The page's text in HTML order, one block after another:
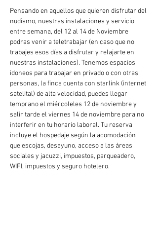
Pensando en aquellos que quieren disfrutar del
nudismo, nuestras instalaciones y servicio
entre semana, del 12 al 14 de Noviembre
podras venir a teletrabajar (en caso que no
trabajes esos días a disfrutar y relajarte en
nuestras instalaciones). Tenemos espacios
idoneos para trabajar en privado o con otras
personas, la finca cuenta con starlink (internet
satelital) de alta velocidad, puedes llegar
temprano el miércoleles 12 de noviembre y
salir tarde el viernes 14 de noviembre para no
interferir en tu horario laboral. Tu reserva
incluye el hospedaje según la acomodación
que escojas, desayuno, acceso a las áreas
sociales y jacuzzi, impuestos, parqueadero,
WIFI, impuestos y seguro hotelero.